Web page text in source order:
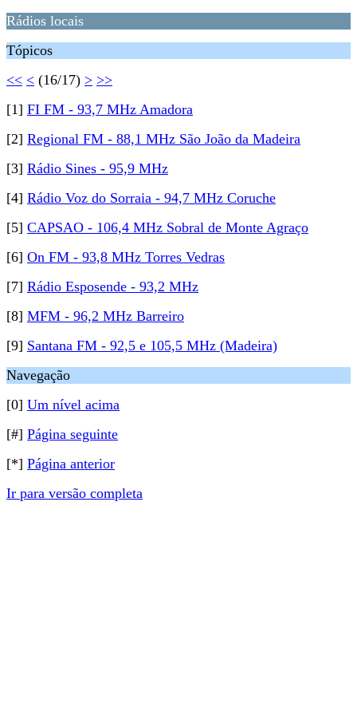
Rádios locais
Tópicos
<< < (16/17) > >>
[1] FI FM - 93,7 MHz Amadora
[2] Regional FM - 88,1 MHz São João da Madeira
[3] Rádio Sines - 95,9 MHz
[4] Rádio Voz do Sorraia - 94,7 MHz Coruche
[5] CAPSAO - 106,4 MHz Sobral de Monte Agraço
[6] On FM - 93,8 MHz Torres Vedras
[7] Rádio Esposende - 93,2 MHz
[8] MFM - 96,2 MHz Barreiro
[9] Santana FM - 92,5 e 105,5 MHz (Madeira)
Navegação
[0] Um nível acima
[#] Página seguinte
[*] Página anterior
Ir para versão completa